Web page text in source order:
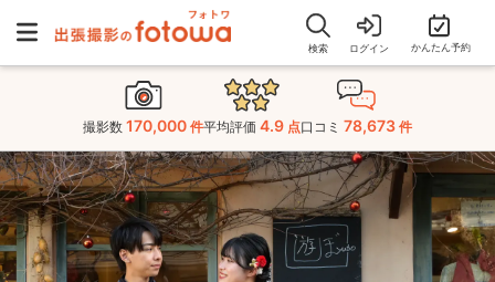
検索 ログイン かんたん予約
撮影数 170,000 件平均評価 4.9 点口コミ 78,673 件